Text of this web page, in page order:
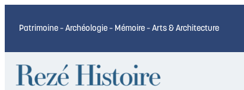
Patrimoine – Archéologie – Mémoire – Arts & Architecture